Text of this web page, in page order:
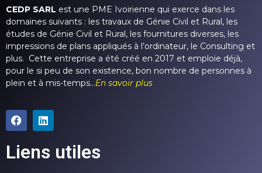
CEDP SARL est une PME Ivoirienne qui exerce dans les
domaines suivants : les travaux de Génie Civil et Rural, les
études de Génie Civil et Rural, les fournitures diverses, les
impressions de plans appliqués à l’ordinateur, le Consulting et
plus. Cette entreprise a été créé en 2017 et emploie déjà,
pour le si peu de son existence, bon nombre de personnes à
plein et à mis-temps…En savoir plus
Liens utiles